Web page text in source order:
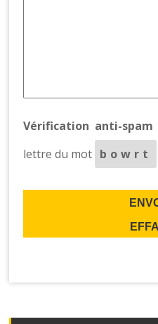
Vérification anti-spam
lettre du mot bowrt